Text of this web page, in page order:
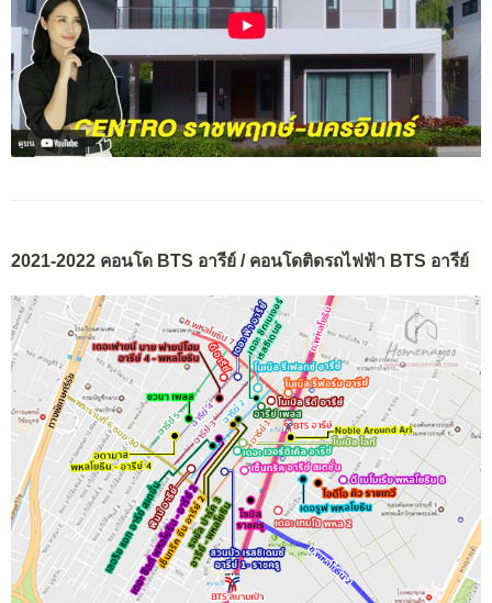
2021-2022 คอนโด BTS อารีย์ / คอนโดติดรถไฟฟ้า BTS อารีย์